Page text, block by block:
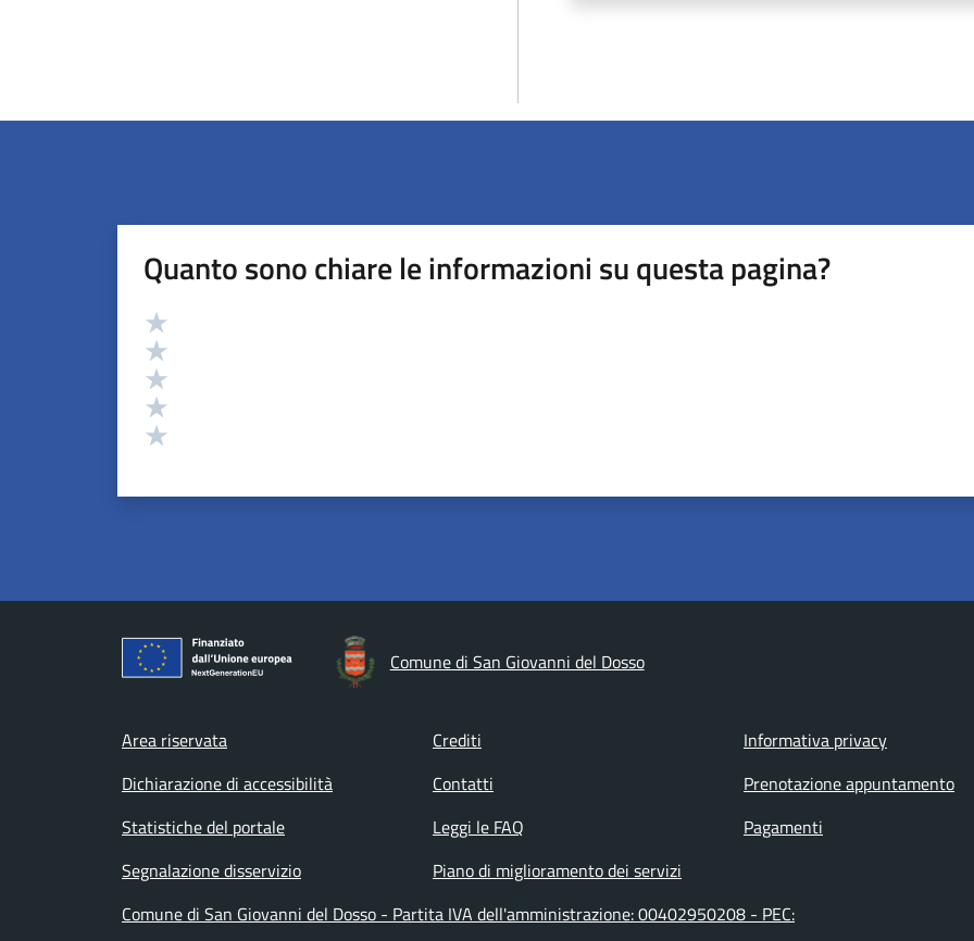
Quanto sono chiare le informazioni su questa pagina?
Valutazione
Comune di San Giovanni del Dosso
Footer menu
Area riservata Crediti
Informativa privacy
Dichiarazione di accessibilità
Contatti
Prenotazione appuntamento
Statistiche del portale
Leggi le FAQ
Pagamenti
Segnalazione disservizio
Piano di miglioramento dei servizi
Comune di San Giovanni del Dosso - Partita IVA dell'amministrazione: 00402950208 - PEC: